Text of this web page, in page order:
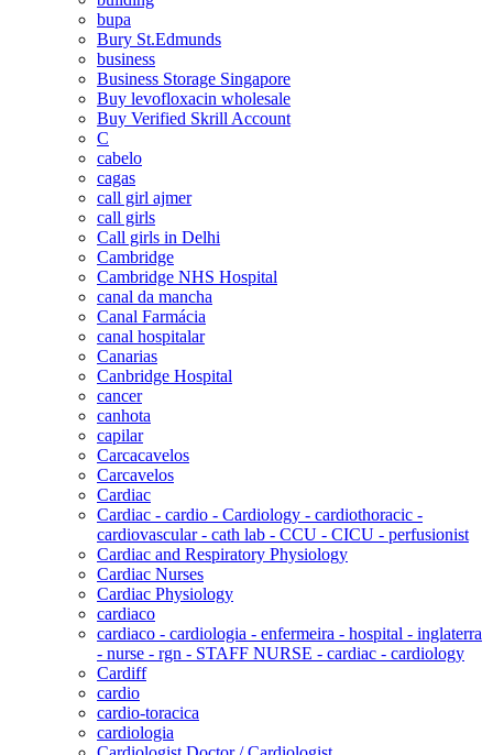
bupa
Bury St.Edmunds
business
Business Storage Singapore
Buy levofloxacin wholesale
Buy Verified Skrill Account
C
cabelo
cagas
call girl ajmer
call girls
Call girls in Delhi
Cambridge
Cambridge NHS Hospital
canal da mancha
Canal Farmácia
canal hospitalar
Canarias
Canbridge Hospital
cancer
canhota
capilar
Carcacavelos
Carcavelos
Cardiac
Cardiac - cardio - Cardiology - cardiothoracic -
cardiovascular - cath lab - CCU - CICU - perfusionist
Cardiac and Respiratory Physiology
Cardiac Nurses
Cardiac Physiology
cardiaco
cardiaco - cardiologia - enfermeira - hospital - inglaterra
- nurse - rgn - STAFF NURSE - cardiac - cardiology
Cardiff
cardio
cardio-toracica
cardiologia